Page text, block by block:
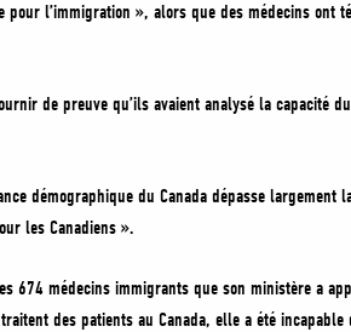
pour l’immigration », alors que des médecins ont
de preuve qu’ils avaient analysé la capacité
démographique du Canada dépasse
les Canadiens ».
674 médecins immigrants que son ministère a
des patients au Canada, elle a été incapable